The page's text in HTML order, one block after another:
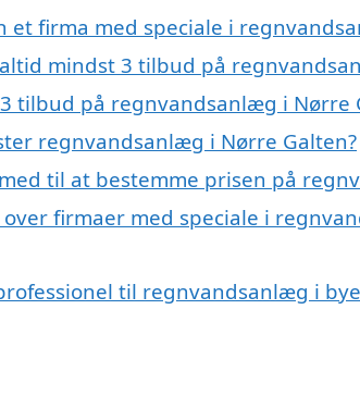
et firma med speciale i
mindst 3 tilbud på
tilbud på regnvandsanlæg i
regnvandsanlæg i Nørre Galten?
til at bestemme prisen på
firmaer med speciale i
til regnvandsanlæg i